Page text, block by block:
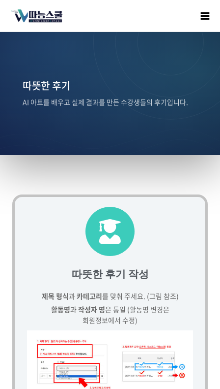
따뜻한 후기
AI 아트를 배우고 실제 결과를 만든 수강생들의 후기입니다.
따뜻한 후기 작성
제목 형식과카테고리를 맞춰 주세요. (그림 참조)
활동명과작성자 명은 통일 (활동명 변경은
회원정보에서 수정)